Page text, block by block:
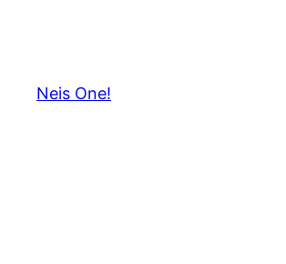
Neis One!